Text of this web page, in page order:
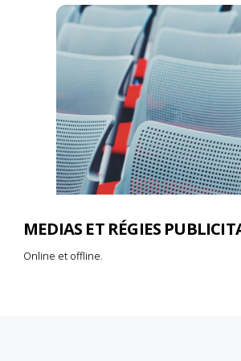
MEDIAS ET RÉGIES
Online et offline.